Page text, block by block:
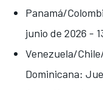
Panamá/
junio de 2026 -
Venezuela/
Dominicana: